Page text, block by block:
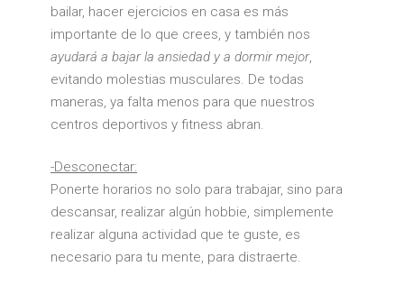
bailar, hacer ejercicios en casa es más
importante de lo que crees, y también nos
ayudará a bajar la ansiedad y a dormir mejor,
evitando molestias musculares. De todas
maneras, ya falta menos para que nuestros
centros deportivos y fitness abran.
-Desconectar:
Ponerte horarios no solo para trabajar, sino para
descansar, realizar algún hobbie, simplemente
realizar alguna actividad que te guste, es
necesario para tu mente, para distraerte.